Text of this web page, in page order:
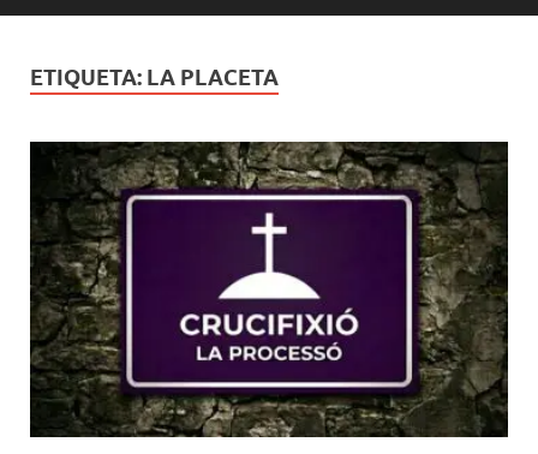
ETIQUETA: LA PLACETA